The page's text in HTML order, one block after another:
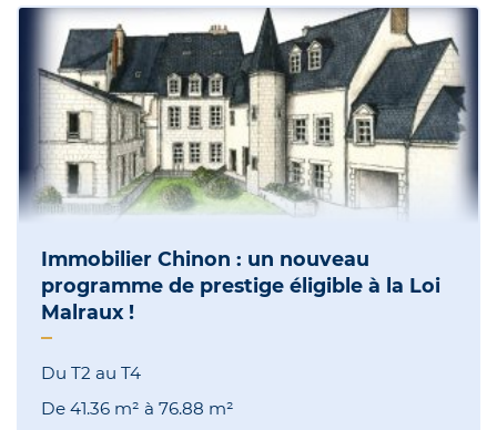
Immobilier Chinon : un nouveau
programme de prestige éligible à la Loi
Malraux !
Du T2 au T4
De 41.36 m² à 76.88 m²